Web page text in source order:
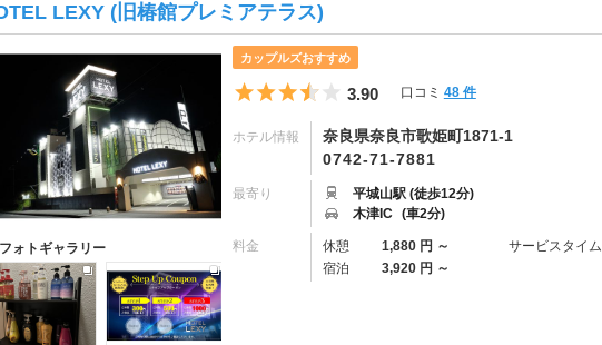
LEXY (旧椿館プレミアテラス)
フォトギャラリー
カップルズおすすめ
5つ星のうち3.5
3.90 口コミ 48 件
ホテル情報
奈良県奈良市歌姫町1871-1
0742-71-7881
最寄り
平城山駅 (徒歩12分)
木津IC (車2分)
料金 休憩 1,880 円 ～ サービスタイム
宿泊
3,920 円 ～